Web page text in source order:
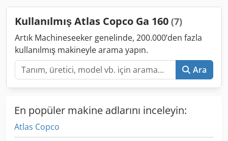
Kullanılmış Atlas Copco Ga 160 (7)
Artık Machineseeker genelinde, 200.000’den fazla
kullanılmış makineyle arama yapın.
Ara
En popüler makine adlarını inceleyin:
Atlas Copco